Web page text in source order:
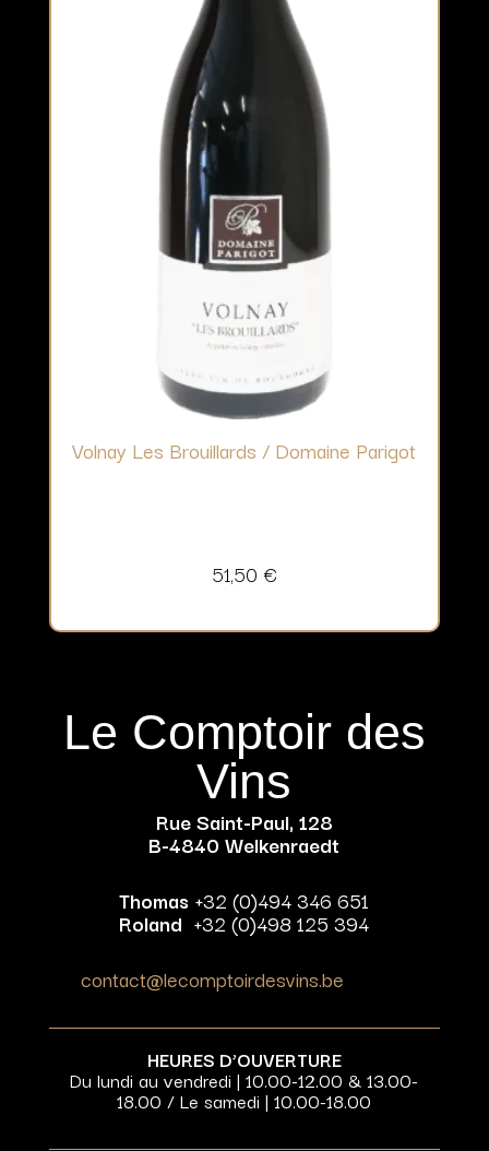
Volnay Les Brouillards / Domaine Parigot
51,50 €
Le Comptoir des
Vins
Rue Saint-Paul, 128
B-4840 Welkenraedt
Thomas +32 (0)494 346 651
Roland +32 (0)498 125 394
contact@lecomptoirdesvins.be
HEURES D’OUVERTURE
Du lundi au vendredi | 10.00-12.00 & 13.00-
18.00 / Le samedi | 10.00-18.00